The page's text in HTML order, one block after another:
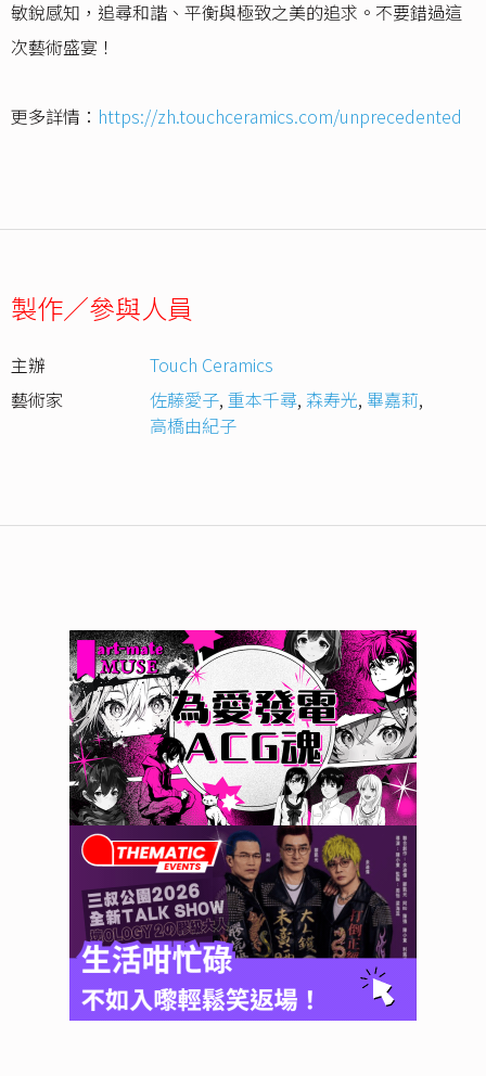
敏銳感知，追尋和諧、平衡與極致之美的追求。不要錯過這
次藝術盛宴！
更多詳情： https://zh.touchceramics.com/unprecedented
製作／參與人員
主辦
Touch Ceramics
藝術家
佐藤愛子,重本千尋,森寿光, 畢嘉莉,
高橋由紀子